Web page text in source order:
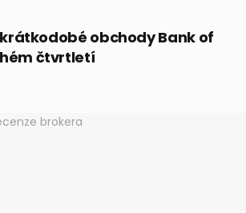
obchody Bank of
čtvrtletí